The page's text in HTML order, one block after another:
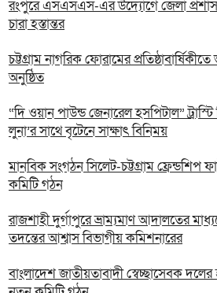
রংপুরে এসএসএস-এর উদ্যোগে জেলা
চারা হস্তান্তর
চট্টগ্রাম নাগরিক ফোরামের
অনুষ্ঠিত
“দি ওয়ান পাউন্ড জেনারেল হসপিটাল”
লুনা’র সা‌থে বৃটেনে সাক্ষাৎ বিনিময়
মানবিক সংগঠন সিলেট-চট্টগ্রাম ফ্রেন্ডশিপ
কমিটি গঠন
রাজশাহী দুর্গাপুরে ভ্রাম্যমাণ আদালতের
তদন্তের আশ্বাস বিভাগীয় কমিশনারের
বাংলাদেশ জাতীয়তাবাদী স্বেচ্ছাসেবক